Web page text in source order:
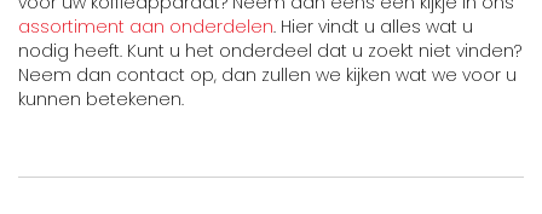
assortiment aan onderdelen. Hier vindt u alles wat u
nodig heeft. Kunt u het onderdeel dat u zoekt niet vinden?
Neem dan contact op, dan zullen we kijken wat we voor u
kunnen betekenen.